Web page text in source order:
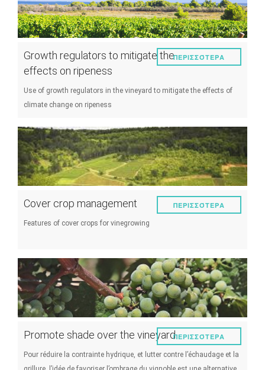
Growth regulators to mitigate the
effects on ripeness
Use of growth regulators in the vineyard to mitigate the effects of
climate change on ripeness
ΠΕΡΙΣΣΌΤΕΡΑ
Cover crop management
Features of cover crops for vinegrowing
ΠΕΡΙΣΣΌΤΕΡΑ
Promote shade over the vineyard
Pour réduire la contrainte hydrique, et lutter contre l’échaudage et la
ΠΕΡΙΣΣΌΤΕΡΑ